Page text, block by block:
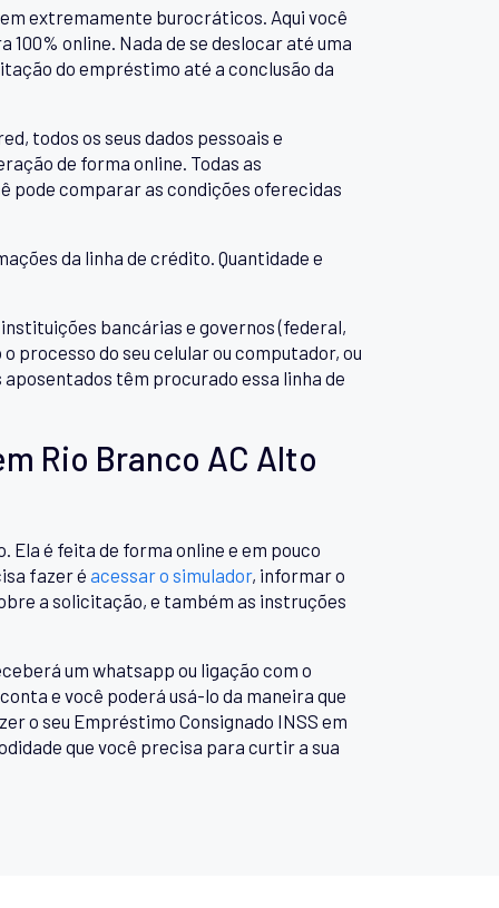
extremamente burocráticos. Aqui você
online. Nada de se deslocar até uma
do empréstimo até a conclusão da
todos os seus dados pessoais e
de forma online. Todas as
pode comparar as condições oferecidas
da linha de crédito. Quantidade e
bancárias e governos (federal,
processo do seu celular ou computador, ou
têm procurado essa linha de
Rio Branco AC Alto
Ela é feita de forma online e em pouco
fazer éacessar o simulador, informar o
a solicitação, e também as instruções
um whatsapp ou ligação com o
e você poderá usá-lo da maneira que
o seu Empréstimo Consignado INSS em
que você precisa para curtir a sua